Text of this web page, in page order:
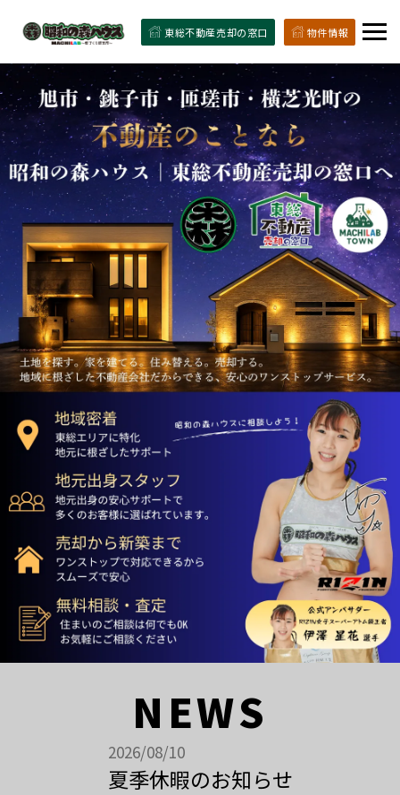
物件情報
東総不動産売却の窓口
NEWS
2026/08/10
夏季休暇のお知らせ